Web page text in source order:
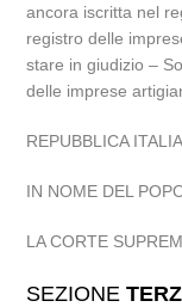
ancora iscritta nel
registro delle
stare in giudizio –
delle imprese
REPUBBLICA
IN NOME DEL
LA CORTE
SEZIONE